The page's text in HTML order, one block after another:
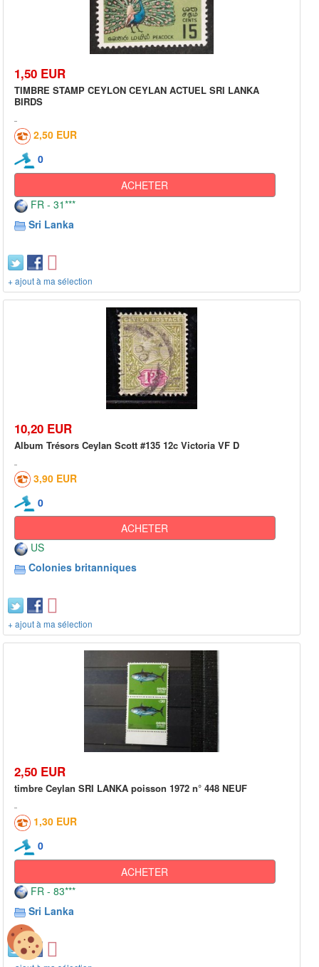
1,50 EUR
TIMBRE STAMP CEYLON CEYLAN ACTUEL SRI LANKA
BIRDS
2,50 EUR
0
ACHETER
FR - 31***
Sri Lanka
+ ajout à ma sélection
10,20 EUR
Album Trésors Ceylan Scott #135 12c Victoria VF D
3,90 EUR
0
ACHETER
US
Colonies britanniques
+ ajout à ma sélection
2,50 EUR
timbre Ceylan SRI LANKA poisson 1972 n° 448 NEUF
1,30 EUR
0
ACHETER
FR - 83***
Sri Lanka